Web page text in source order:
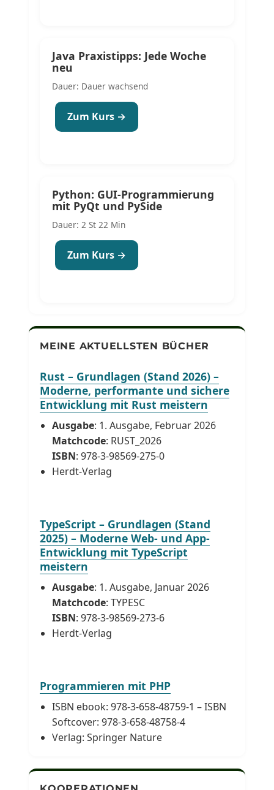
Java Praxistipps: Jede Woche
neu
Dauer: Dauer wachsend
Zum Kurs →
Python: GUI-Programmierung
mit PyQt und PySide
Dauer: 2 St 22 Min
Zum Kurs →
MEINE AKTUELLSTEN BÜCHER
Rust – Grundlagen (Stand 2026) –
Moderne, performante und sichere
Entwicklung mit Rust meistern
Ausgabe: 1. Ausgabe, Februar 2026
Matchcode: RUST_2026
ISBN: 978-3-98569-275-0
Herdt-Verlag
TypeScript – Grundlagen (Stand
2025) – Moderne Web- und App-
Entwicklung mit TypeScript
meistern
Ausgabe: 1. Ausgabe, Januar 2026
Matchcode: TYPESC
ISBN: 978-3-98569-273-6
Herdt-Verlag
Programmieren mit PHP
ISBN ebook: 978-3-658-48759-1 – ISBN
Softcover: 978-3-658-48758-4
Verlag: Springer Nature